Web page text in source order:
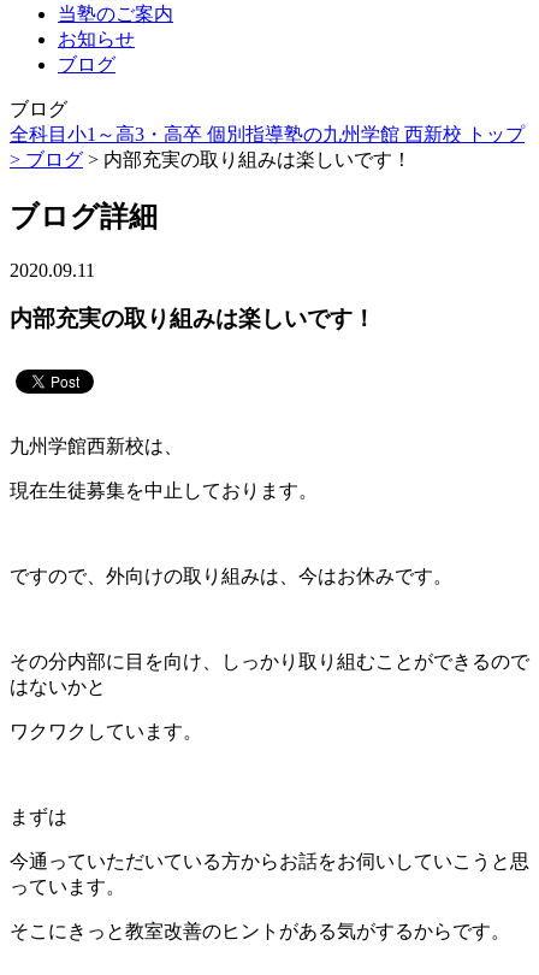
当塾のご案内
お知らせ
ブログ
ブログ
全科目小1～高3・高卒 個別指導塾の九州学館 西新校 トップ
> ブログ > 内部充実の取り組みは楽しいです！
ブログ詳細
2020.09.11
内部充実の取り組みは楽しいです！
九州学館西新校は、
現在生徒募集を中止しております。
ですので、外向けの取り組みは、今はお休みです。
その分内部に目を向け、しっかり取り組むことができるので
はないかと
ワクワクしています。
まずは
今通っていただいている方からお話をお伺いしていこうと思
っています。
そこにきっと教室改善のヒントがある気がするからです。